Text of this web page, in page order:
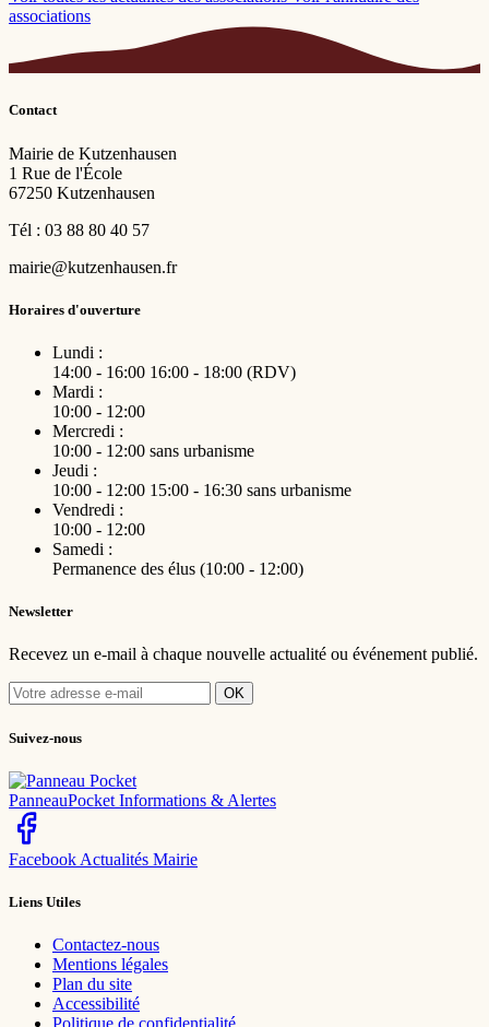
associations
Contact
Mairie de Kutzenhausen
1 Rue de l'École
67250 Kutzenhausen
Tél : 03 88 80 40 57
mairie@kutzenhausen.fr
Horaires d'ouverture
Lundi :
14:00 - 16:00 16:00 - 18:00 (RDV)
Mardi :
10:00 - 12:00
Mercredi :
10:00 - 12:00 sans urbanisme
Jeudi :
10:00 - 12:00 15:00 - 16:30 sans urbanisme
Vendredi :
10:00 - 12:00
Samedi :
Permanence des élus (10:00 - 12:00)
Newsletter
Recevez un e-mail à chaque nouvelle actualité ou événement publié.
OK
Suivez-nous
PanneauPocket Informations & Alertes
Facebook Actualités Mairie
Liens Utiles
Contactez-nous
Mentions légales
Plan du site
Accessibilité
Politique de confidentialité